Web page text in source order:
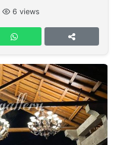
6 views